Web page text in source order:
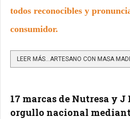
todos reconocibles y
consumidor.
17 marcas de Nutresa y
orgullo nacional